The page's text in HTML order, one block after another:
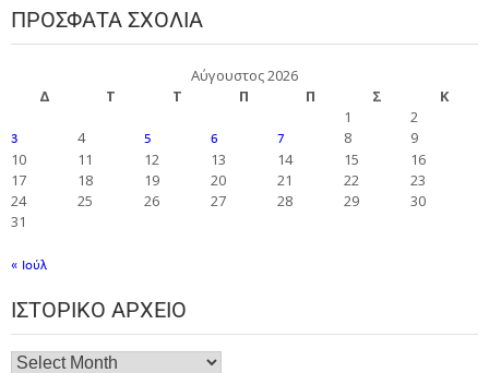
ΠΡΌΣΦΑΤΑ ΣΧΌΛΙΑ
Αύγουστος 2026
Δ
Τ Τ Π Π Σ
Κ
1
2
3 4 5 6 7 8
9
10
11 12 13 14 15
16
17
18 19 20 21 22
23
24
25 26 27 28 29
30
31
« Ιούλ
ΙΣΤΟΡΙΚΌ ΑΡΧΕΊΟ